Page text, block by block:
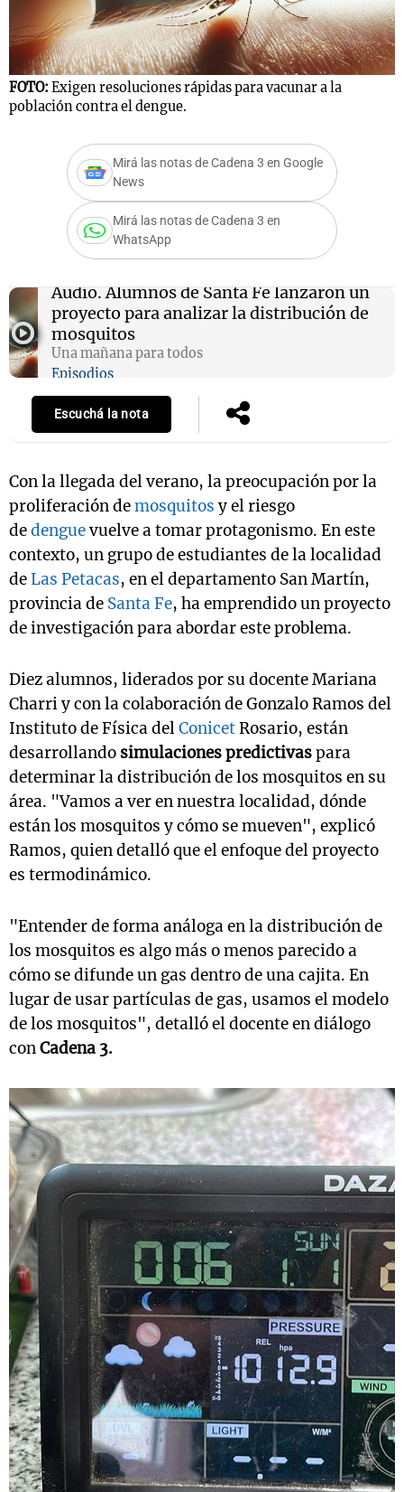
FOTO: Exigen resoluciones rápidas para vacunar a la
población contra el dengue.
Mirá las notas de Cadena 3 en Google
News
Mirá las notas de Cadena 3 en
WhatsApp
Audio.Alumnos de Santa Fe lanzaron un
proyecto para analizar la distribución de
mosquitos
Una mañana para todos
Episodios
Escuchá la nota
Con la llegada del verano, la preocupación por la
proliferación demosquitos y el riesgo
dedenguevuelve a tomar protagonismo. En este
contexto, un grupo de estudiantes de la localidad
deLas Petacas, en el departamento San Martín,
provincia de Santa Fe, ha emprendido un proyecto
de investigación para abordar este problema.
Diez alumnos, liderados por su docente Mariana
Charri y con la colaboración de Gonzalo Ramos del
Instituto de Física delConicetRosario, están
desarrollando simulaciones predictivaspara
determinar la distribución de los mosquitos en su
área. "Vamos a ver en nuestra localidad, dónde
están los mosquitos y cómo se mueven", explicó
Ramos, quien detalló que el enfoque del proyecto
es termodinámico.
"Entender de forma análoga en la distribución de
los mosquitos es algo más o menos parecido a
cómo se difunde un gas dentro de una cajita. En
lugar de usar partículas de gas, usamos el modelo
de los mosquitos", detalló el docente en diálogo
conCadena 3.
Mundial 2026
Cadena 3